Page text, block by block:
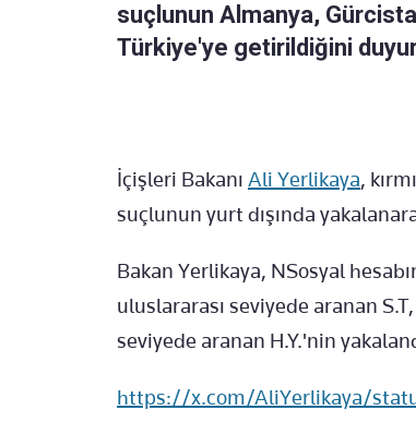
suçlunun Almanya,
Türkiye'ye getirildiğini
İçişleri Bakanı Ali Yerlikaya,
suçlunun yurt dışında
Bakan Yerlikaya, NSosyal
uluslararası seviyede aranan
seviyede aranan H.Y.'nin
https://x.com/AliYerlikaya/